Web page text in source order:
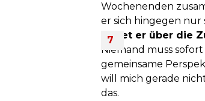
Wochenenden
er sich hingegen nur
Redet er über die
Niemand muss
gemeinsame
will mich gerade
das.